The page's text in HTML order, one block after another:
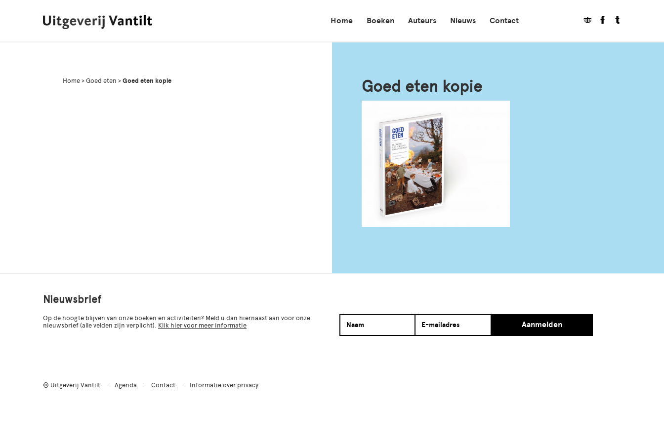
Home Boeken Auteurs Nieuws Contact
Home > Goed eten > Goed eten kopie Goed eten kopie
Nieuwsbrief
Op de hoogte blijven van onze boeken en activiteiten? Meld u dan hiernaast aan voor onze
nieuwsbrief (alle velden zijn verplicht). Klik hier voor meer informatie Aanmelden
© Uitgeverij Vantilt Agenda Contact Informatie over privacy